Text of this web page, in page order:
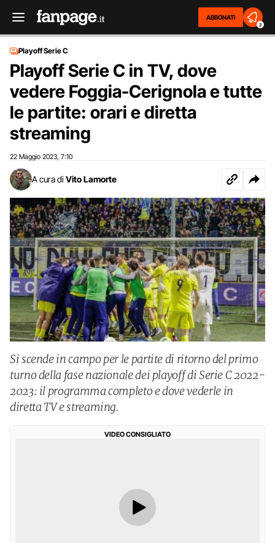
ABBONATI
2
Playoff Serie C
Playoff Serie C in TV, dove
vedere Foggia-Cerignola e tutte
le partite: orari e diretta
streaming
22 Maggio 2023 7:10
A cura di Vito Lamorte
Si scende in campo per le partite di ritorno del primo
turno della fase nazionale dei playoff di Serie C 2022-
2023: il programma completo e dove vederle in
diretta TV e streaming.
VIDEO CONSIGLIATO